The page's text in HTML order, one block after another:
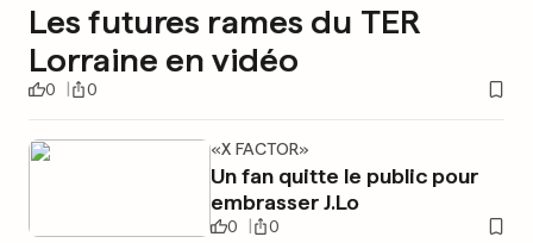
Les futures rames du TER
Lorraine en vidéo
0 0
«X FACTOR»
Un fan quitte le public pour
embrasser J.Lo
0 0